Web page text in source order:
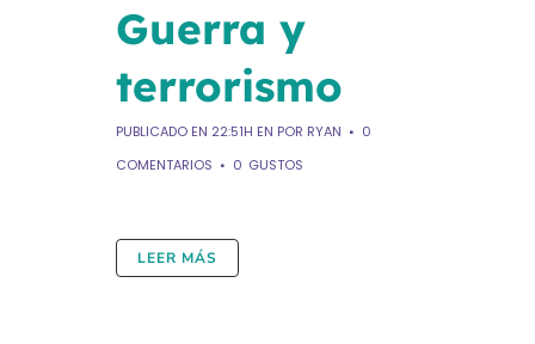
Guerra y
terrorismo
PUBLICADO EN 22:51H EN POR RYAN
0
COMENTARIOS
0 GUSTOS
LEER MÁS